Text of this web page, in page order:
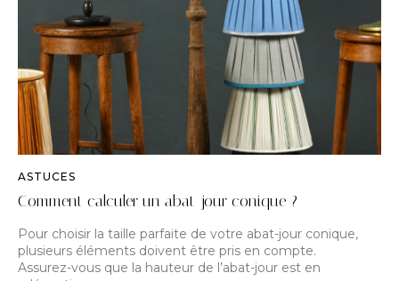
ASTUCES
Comment calculer un abat-jour conique ?
Pour choisir la taille parfaite de votre abat-jour conique,
plusieurs éléments doivent être pris en compte.
Assurez-vous que la hauteur de l’abat-jour est en